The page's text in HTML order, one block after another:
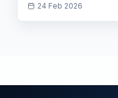
24 Feb 2026